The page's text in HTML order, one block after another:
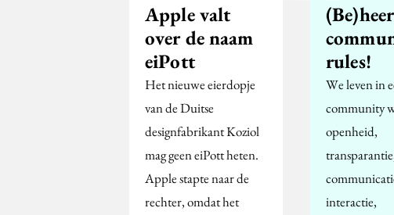
Apple valt
over de naam
eiPott
Het nieuwe eierdopje
van de Duitse
designfabrikant Koziol
mag geen eiPott heten.
Apple stapte naar de
rechter, omdat het
rules!
We leven in
community
openheid,
interactie,